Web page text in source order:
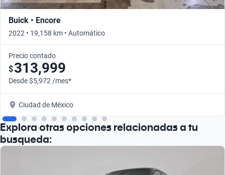
Buick • Encore
2022 • 19,158 km • Automático
Precio contado
$313,999
Desde $5,972 /mes*
Ciudad de México
Explora otras opciones relacionadas a tu
busqueda: